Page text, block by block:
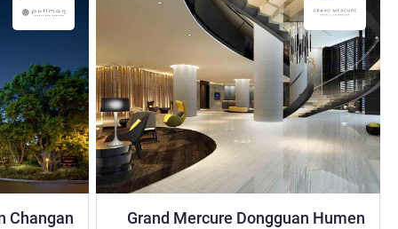
Grand Mercure Dongguan Humen
Changan